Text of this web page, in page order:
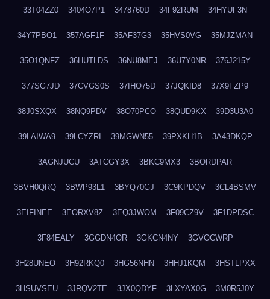
33T04ZZ0 3404O7P1 3478760D 34F92RUM 34HYUF3N
34Y7PBO1 357AGF1F 35AF37G3 35HVS0VG 35MJZMAN
35O1QNFZ 36HUTLDS 36NU8MEJ 36U7Y0NR 376J215Y
377SG7JD 37CVGS0S 37IHO75D 37JQKID8 37X9FZP9
38J0SXQX 38NQ9PDV 38O70PCO 38QUD9KX 39D3U3A0
39LAIWA9 39LCYZRI 39MGWN55 39PXKH1B 3A43DKQP
3AGNJUCU 3ATCGY3X 3BKC9MX3 3BORDPAR
3BVH0QRQ 3BWP93L1 3BYQ70GJ 3C9KPDQV 3CL4BSMV
3EIFINEE 3EORXV8Z 3EQ3JWOM 3F09CZ9V 3F1DPDSC
3F84EALY 3GGDN4OR 3GKCN4NY 3GVOCWRP
3H28UNEO 3H92RKQ0 3HG56NHN 3HHJ1KQM 3HSTLPXX
3HSUVSEU 3JRQV2TE 3JX0QDYF 3LXYAX0G 3M0R5J0Y